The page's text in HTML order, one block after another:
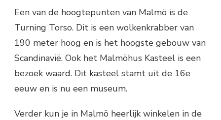
Een van de hoogtepunten van Malmö is de
Turning Torso. Dit is een wolkenkrabber van
190 meter hoog en is het hoogste gebouw van
Scandinavië. Ook het Malmöhus Kasteel is een
bezoek waard. Dit kasteel stamt uit de 16e
eeuw en is nu een museum.
Verder kun je in Malmö heerlijk winkelen in de